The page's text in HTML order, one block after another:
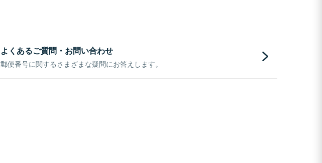
よくあるご質問・お問い合わせ
郵便番号に関するさまざまな疑問にお答えします。